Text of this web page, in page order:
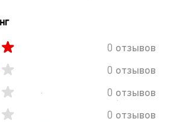
0 отзывов
0 отзывов
0 отзывов
0 отзывов